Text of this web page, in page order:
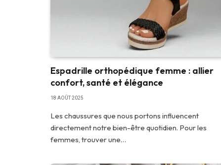
Espadrille orthopédique femme : allier
confort, santé et élégance
18 AOÛT 2025
Les chaussures que nous portons influencent
directement notre bien-être quotidien. Pour les
femmes, trouver une…